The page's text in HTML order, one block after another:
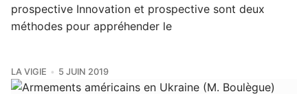
prospective Innovation et prospective sont deux
méthodes pour appréhender le
LA VIGIE 5 JUIN 2019